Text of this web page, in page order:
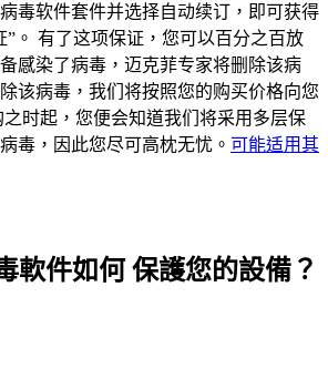
毒软件套件并选择自动续订，即可获得
”。 有了这项保证，您可以百分之百放
感染了病毒，迈克菲专家将删除该病
该病毒，我们将按照您的购买价格向您
时起，您便会知道我们将采用多层保
毒，因此您尽可高枕无忧。 可能适用其
軟件如何保護您的設備？